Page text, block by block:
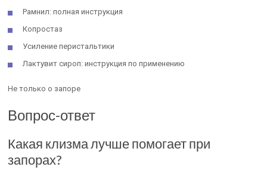
Рамнил: полная инструкция
Копростаз
Усиление перистальтики
Лактувит сироп: инструкция по применению
Не только о запоре
Вопрос-ответ
Какая клизма лучше помогает при
запорах?